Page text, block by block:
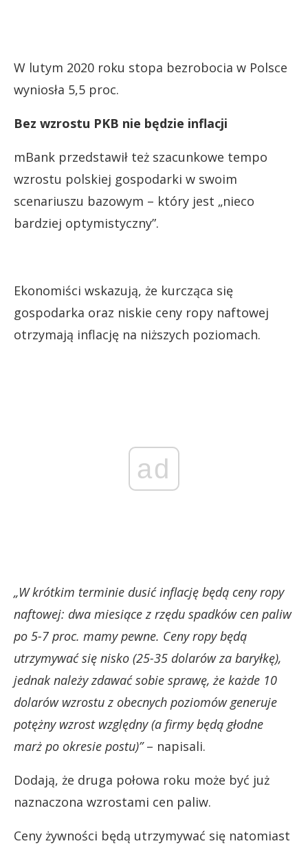
W lutym 2020 roku stopa bezrobocia w Polsce
wyniosła 5,5 proc.
Bez wzrostu PKB nie będzie inflacji
mBank przedstawił też szacunkowe tempo
wzrostu polskiej gospodarki w swoim
scenariuszu bazowym – który jest „nieco
bardziej optymistyczny”.
Ekonomiści wskazują, że kurcząca się
gospodarka oraz niskie ceny ropy naftowej
otrzymają inflację na niższych poziomach.
ad
„W krótkim terminie dusić inflację będą ceny ropy
naftowej: dwa miesiące z rzędu spadków cen paliw
po 5-7 proc. mamy pewne. Ceny ropy będą
utrzymywać się nisko (25-35 dolarów za baryłkę),
jednak należy zdawać sobie sprawę, że każde 10
dolarów wzrostu z obecnych poziomów generuje
potężny wzrost względny (a firmy będą głodne
marż po okresie postu)”– napisali.
Dodają, że druga połowa roku może być już
naznaczona wzrostami cen paliw.
Ceny żywności będą utrzymywać się natomiast